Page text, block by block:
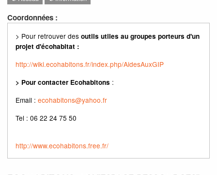
Coordonnées :
> Pour retrouver des outils utiles au groupes porteurs d'un
projet d'écohabitat :
http://wiki.ecohabitons.fr/index.php/AidesAuxGIP
> Pour contacter Ecohabitons :
Email : ecohabitons@yahoo.fr
Tel : 06 22 24 75 50
http://www.ecohabitons.free.fr/